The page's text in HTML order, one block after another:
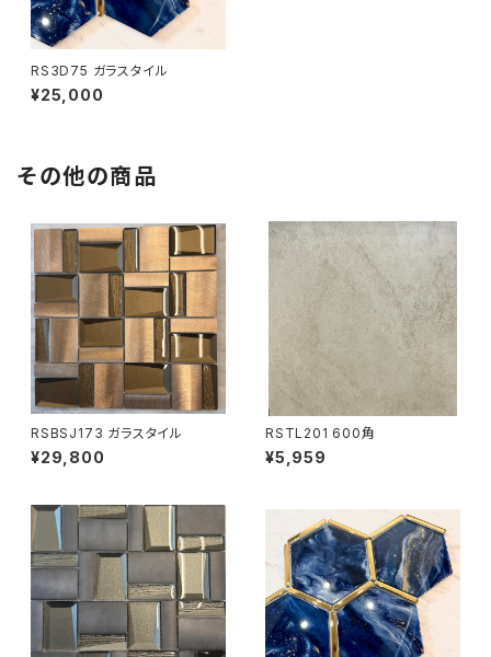
RS3D75 ガラスタイル
¥25,000
その他の商品
RSBSJ173 ガラスタイル
¥29,800
RSTL201 600角
¥5,959